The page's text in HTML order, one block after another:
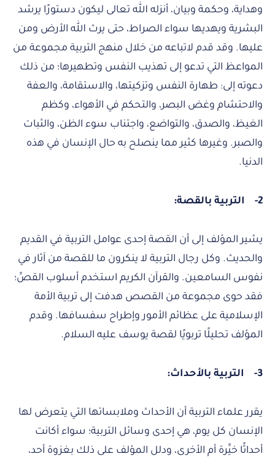
وهداية، وحكمة وبيان، أنزله الله تعالى ليكون دستورًا يرشد
البشرية ويهديها سواء الصراط، حتى يرث الله الأرض ومن
عليها. وقد قدم لاتباعه من خلال منهج التربية مجموعة من
المواعظ التي تدعو إلى تهذيب النفس وتطهيرها؛ من ذلك
دعوته إلى: طهارة النفس وتزكيتها، والاستقامة، والعفة
والاحتشام وغض البصر، والتحكم في الأهواء، وكظم
الغيظ، والصدق، والتواضع، واجتناب سوء الظن، والثبات
والصبر. وغيرها كثير مما ينصلح به حال الإنسان في هذه
الدنيا.
2- التربية بالقصة:
يشير المؤلف إلى أن القصة إحدى عوامل التربية في القديم
والحديث. وكل رجال التربية لا ينكرون ما للقصة من آثار في
نفوس السامعين. والقرآن الكريم استخدم أسلوب القصِّ؛
فقد حوى مجموعة من القصص هدفت إلى تربية الأمة
الإسلامية على عظائم الأمور وإطراح سفسافها. وقدم
المؤلف تحليلًا تربويًا لقصة يوسف عليه السلام.
3- التربية بالأحداث:
يقرر علماء التربية أن الأحداث وملابساتها التي يتعرض لها
الإنسان كل يوم، هي إحدى وسائل التربية؛ سواء أكانت
أحداثًا خيِّرة أم الأخرى، ودلل المؤلف على ذلك بغزوة أحد،